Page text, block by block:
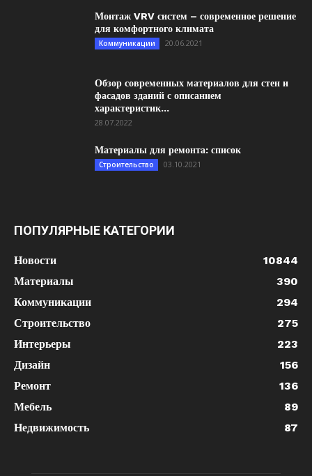
Монтаж VRV систем – современное решение
для комфортного климата
Коммуникации 20.06.2021
Обзор современных материалов для стен и
фасадов зданий с описанием
характеристик...
28.07.2022
Материалы для ремонта: список
Строительство 03.10.2021
ПОПУЛЯРНЫЕ КАТЕГОРИИ
Новости
10844
Материалы
390
Коммуникации
294
Строительство
275
Интерьеры
223
Дизайн
156
Ремонт
136
Мебель
89
Недвижимость
87